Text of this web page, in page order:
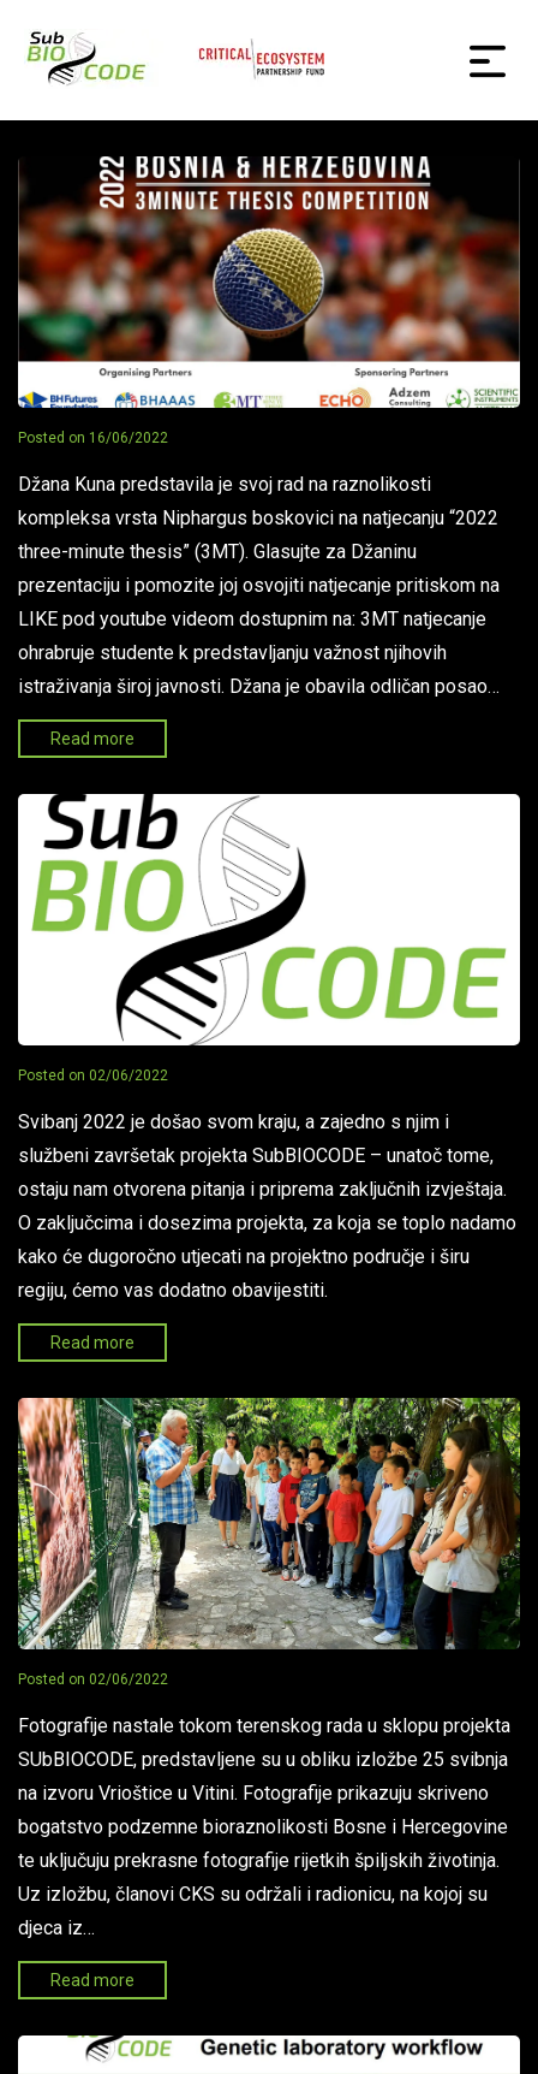
Posted on 16/06/2022
Džana Kuna predstavila je svoj rad na raznolikosti
kompleksa vrsta Niphargus boskovici na natjecanju “2022
three-minute thesis” (3MT). Glasujte za Džaninu
prezentaciju i pomozite joj osvojiti natjecanje pritiskom na
LIKE pod youtube videom dostupnim na: 3MT natjecanje
ohrabruje studente k predstavljanju važnost njihovih
istraživanja široj javnosti. Džana je obavila odličan posao…
Read more
Posted on 02/06/2022
Svibanj 2022 je došao svom kraju, a zajedno s njim i
službeni završetak projekta SubBIOCODE – unatoč tome,
ostaju nam otvorena pitanja i priprema zaključnih izvještaja.
O zaključcima i dosezima projekta, za koja se toplo nadamo
kako će dugoročno utjecati na projektno područje i širu
regiju, ćemo vas dodatno obavijestiti.
Read more
Posted on 02/06/2022
Fotografije nastale tokom terenskog rada u sklopu projekta
SUbBIOCODE, predstavljene su u obliku izložbe 25 svibnja
na izvoru Vrioštice u Vitini. Fotografije prikazuju skriveno
bogatstvo podzemne bioraznolikosti Bosne i Hercegovine
te uključuju prekrasne fotografije rijetkih špiljskih životinja.
Uz izložbu, članovi CKS su održali i radionicu, na kojoj su
djeca iz…
Read more